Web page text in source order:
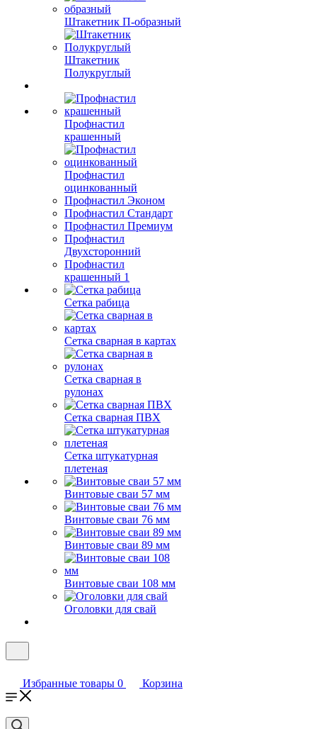
Штакетник П-образный
Штакетник
Полукруглый
Профнастил
крашенный
Профнастил
оцинкованный
Профнастил Эконом
Профнастил Стандарт
Профнастил Премиум
Профнастил
Двухсторонний
Профнастил
крашенный 1
Сетка рабица
Сетка сварная в картах
Сетка сварная в
рулонах
Сетка сварная ПВХ
Сетка штукатурная
плетеная
Винтовые сваи 57 мм
Винтовые сваи 76 мм
Винтовые сваи 89 мм
Винтовые сваи 108 мм
Оголовки для свай
Избранные товары 0 Корзина